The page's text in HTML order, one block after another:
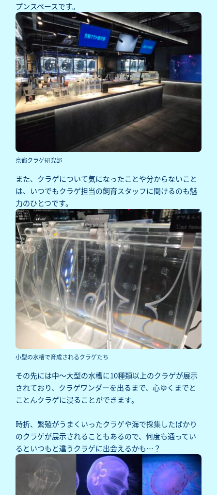
プンスペースです。
京都クラゲ研究部
また、クラゲについて気になったことや分からないこと
は、いつでもクラゲ担当の飼育スタッフに聞けるのも魅
力のひとつです。
小型の水槽で育成されるクラゲたち
その先には中～大型の水槽に10種類以上のクラゲが展示
されており、クラゲワンダーを出るまで、心ゆくまでと
ことんクラゲに浸ることができます。
時折、繁殖がうまくいったクラゲや海で採集したばかり
のクラゲが展示されることもあるので、何度も通ってい
るといつもと違うクラゲに出会えるかも…？